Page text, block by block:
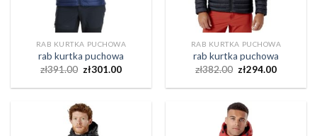
RAB KURTKA PUCHOWA
rab kurtka puchowa
zł391.00 zł301.00
RAB KURTKA PUCHOWA
rab kurtka puchowa
zł382.00 zł294.00